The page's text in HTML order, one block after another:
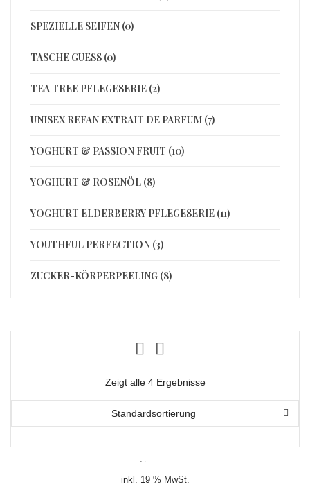
SPEZIELLE SEIFEN (0)
TASCHE GUESS (0)
TEA TREE PFLEGESERIE (2)
UNISEX REFAN EXTRAIT DE PARFUM (7)
YOGHURT & PASSION FRUIT (10)
YOGHURT & ROSENÖL (8)
YOGHURT ELDERBERRY PFLEGESERIE (11)
YOUTHFUL PERFECTION (3)
ZUCKER-KÖRPERPEELING (8)
Zeigt alle 4 Ergebnisse
Standardsortierung
inkl. 19 % MwSt.